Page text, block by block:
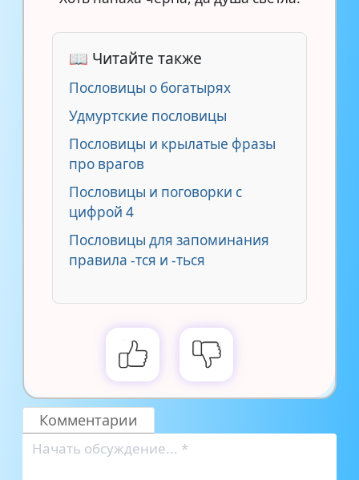
📖 Читайте также
Пословицы о богатырях
Удмуртские пословицы
Пословицы и крылатые фразы
про врагов
Пословицы и поговорки с
цифрой 4
Пословицы для запоминания
правила -тся и -ться
Комментарии